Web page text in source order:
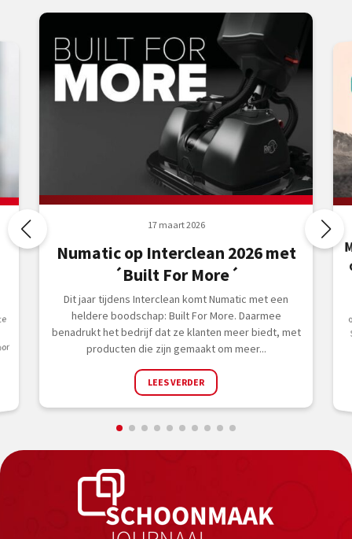
17 maart 2026
Numatic op Interclean 2026 met
´Built For More´
Dit jaar tijdens Interclean komt Numatic met een
heldere boodschap: Built For More. Daarmee
benadrukt het bedrijf dat ze klanten meer biedt, met
producten die zijn gemaakt om meer...
LEES VERDER